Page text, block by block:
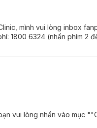
chắc.
mình vui lòng inbox
1800 6324 (nhấn phím 2
vui lòng nhấn vào mục